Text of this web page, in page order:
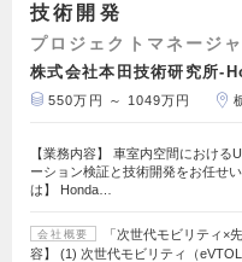
技術開発
プロジェクトマネージ
株式会社本田技術研究所-
550万円 ～ 1049万円
【業務内容】 車室内空間における
ーション検証と技術開発をお任せ
は】 Honda…
会社概要
「次世代モビリティ×
容】 (1) 次世代モビリティ（